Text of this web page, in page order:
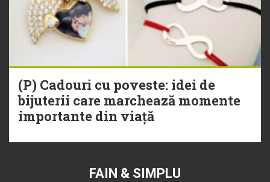
(P) Cadouri cu poveste: idei de
bijuterii care marchează momente
importante din viață
FAIN & SIMPLU